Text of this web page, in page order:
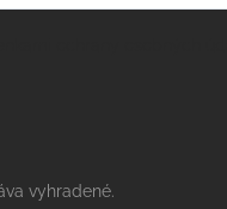
vyhradené.